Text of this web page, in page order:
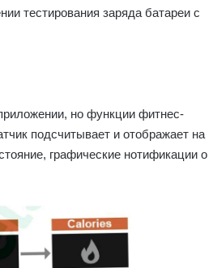
тестирования заряда батареи с
но функции фитнес-
подсчитывает и отображает на
графические нотификации о